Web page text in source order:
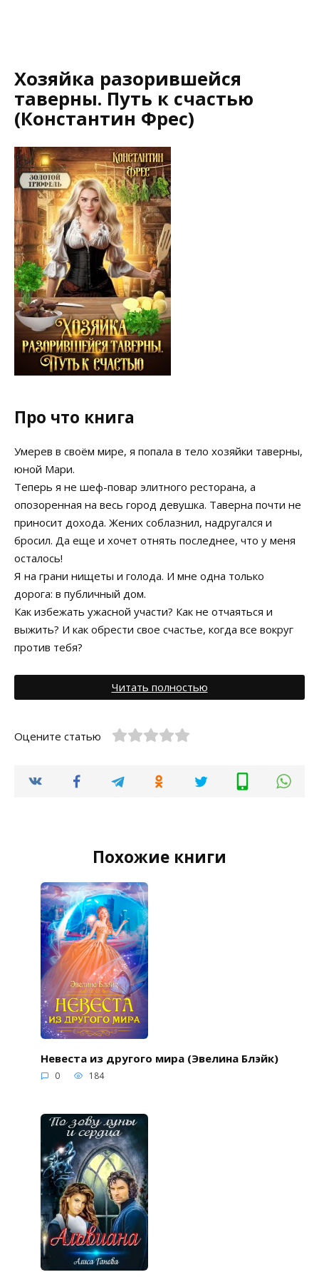
Хозяйка разорившейся
таверны. Путь к счастью
(Константин Фрес)
Про что книга
Умерев в своём мире, я попала в тело хозяйки таверны,
юной Мари.
Теперь я не шеф-повар элитного ресторана, а
опозоренная на весь город девушка. Таверна почти не
приносит дохода. Жених соблазнил, надругался и
бросил. Да еще и хочет отнять последнее, что у меня
осталось!
Я на грани нищеты и голода. И мне одна только
дорога: в публичный дом.
Как избежать ужасной участи? Как не отчаяться и
выжить? И как обрести свое счастье, когда все вокруг
против тебя?
Читать полностью
Оцените статью
Похожие книги
Невеста из другого мира (Эвелина Блэйк)
0 184